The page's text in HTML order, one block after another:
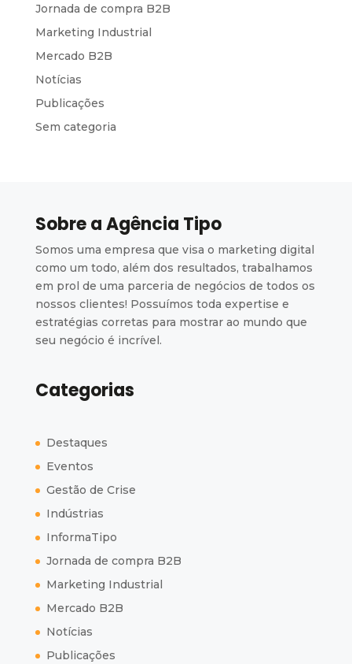
Jornada de compra B2B
Marketing Industrial
Mercado B2B
Notícias
Publicações
Sem categoria
Sobre a Agência Tipo
Somos uma empresa que visa o marketing digital
como um todo, além dos resultados, trabalhamos
em prol de uma parceria de negócios de todos os
nossos clientes! Possuímos toda expertise e
estratégias corretas para mostrar ao mundo que
seu negócio é incrível.
Categorias
Destaques
Eventos
Gestão de Crise
Indústrias
InformaTipo
Jornada de compra B2B
Marketing Industrial
Mercado B2B
Notícias
Publicações